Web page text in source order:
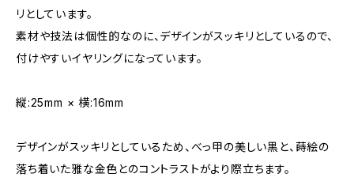
リとしています。
素材や技法は個性的なのに、デザインがスッキリとしているので、
付けやすいイヤリングになっています。
縦:25mm × 横:16mm
デザインがスッキリとしているため、べっ甲の美しい黒と、蒔絵の
落ち着いた雅な金色とのコントラストがより際立ちます。